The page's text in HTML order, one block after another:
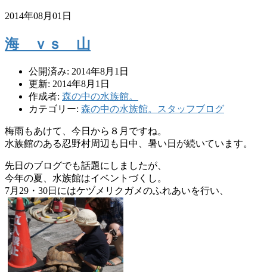
2014年08月01日
海 ｖｓ 山
公開済み: 2014年8月1日
更新: 2014年8月1日
作成者: 森の中の水族館。
カテゴリー: 森の中の水族館。スタッフブログ
梅雨もあけて、今日から８月ですね。
水族館のある忍野村周辺も日中、暑い日が続いています。
先日のブログでも話題にしましたが、
今年の夏、水族館はイベントづくし。
7月29・30日にはケヅメリクガメのふれあいを行い、